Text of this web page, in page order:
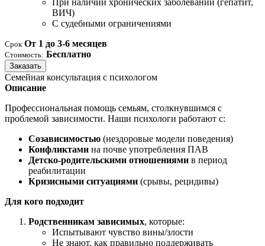
ВИЧ)
С судебными ограничениями
Срок От 1 до 3-6 месяцев
Стоимость: Бесплатно
Заказать
Семейная консультация с психологом
Описание
Профессиональная помощь семьям, столкнувшимся с
проблемой зависимости. Наши психологи работают с:
Созависимостью (нездоровые модели поведения)
Конфликтами на почве употребления ПАВ
Детско-родительскими отношениями в период
реабилитации
Кризисными ситуациями (срывы, рецидивы)
Для кого подходит
Родственникам зависимых, которые:
Испытывают чувство вины/злости
Не знают, как правильно поддерживать